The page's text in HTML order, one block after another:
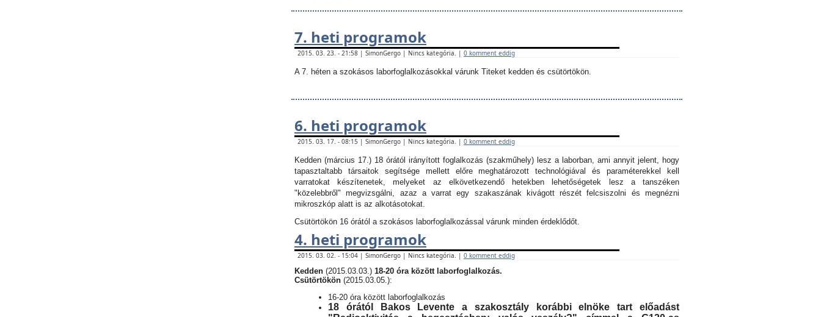
7. heti programok
2015. 03. 23. - 21:58 | SimonGergo | Nincs kategória. | 0 komment eddig
A 7. héten a szokásos laborfoglalkozásokkal várunk Titeket kedden és csütörtökön.
6. heti programok
2015. 03. 17. - 08:15 | SimonGergo | Nincs kategória. | 0 komment eddig
Kedden (március 17.) 18 órától irányított foglalkozás (szakműhely) lesz a laborban, ami annyit jelent, hogy
tapasztaltabb társaitok segítsége mellett előre meghatározott technológiával és paraméterekkel kell
varratokat készítenetek, melyeket az elkövetkezendő hetekben lehetőségetek lesz a tanszéken
"közelebbről" megvizsgálni, azaz a varrat egy szakaszának kivágott részét felcsiszolni és megnézni
mikroszkóp alatt is az alkotásotokat.
Csütörtökön 16 órától a szokásos laborfoglalkozással várunk minden érdeklődőt.
4. heti programok
2015. 03. 02. - 15:04 | SimonGergo | Nincs kategória. | 0 komment eddig
Kedden (2015.03.03.) 18-20 óra között laborfoglalkozás.
Csütörtökön (2015.03.05.):
16-20 óra között laborfoglalkozás
18 órától Bakos Levente a szakosztály korábbi elnöke tart előadást